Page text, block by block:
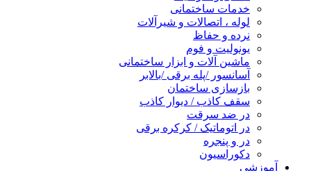
خدمات ساختمانی
لوله ، اتصالات و شیرآلات
نرده و حفاظ
یونولیت و فوم
ماشین آلات و ابزار ساختمانی
آسانسور /پله برقی /بالابر
بازسازی ساختمان
سقف کاذب / دیوار کاذب
در ضد سرقت
در اتوماتیک / کرکره برقی
در و پنجره
دکوراسیون
آموزشی